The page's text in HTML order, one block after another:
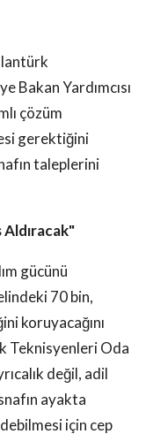
Bakan Yardımcısı
çözüm
gerektiğini
taleplerini
gücünü
70 bin,
koruyacağını
Teknisyenleri Oda
değil, adil
ayakta
için cep